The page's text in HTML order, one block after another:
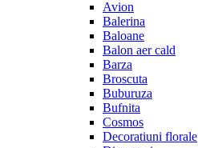
Avion
Balerina
Baloane
Balon aer cald
Barza
Broscuta
Buburuza
Bufnita
Cosmos
Decoratiuni florale